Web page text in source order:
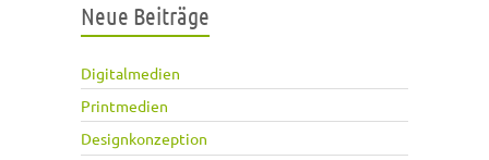
Neue Beiträge
Digitalmedien
Printmedien
Designkonzeption